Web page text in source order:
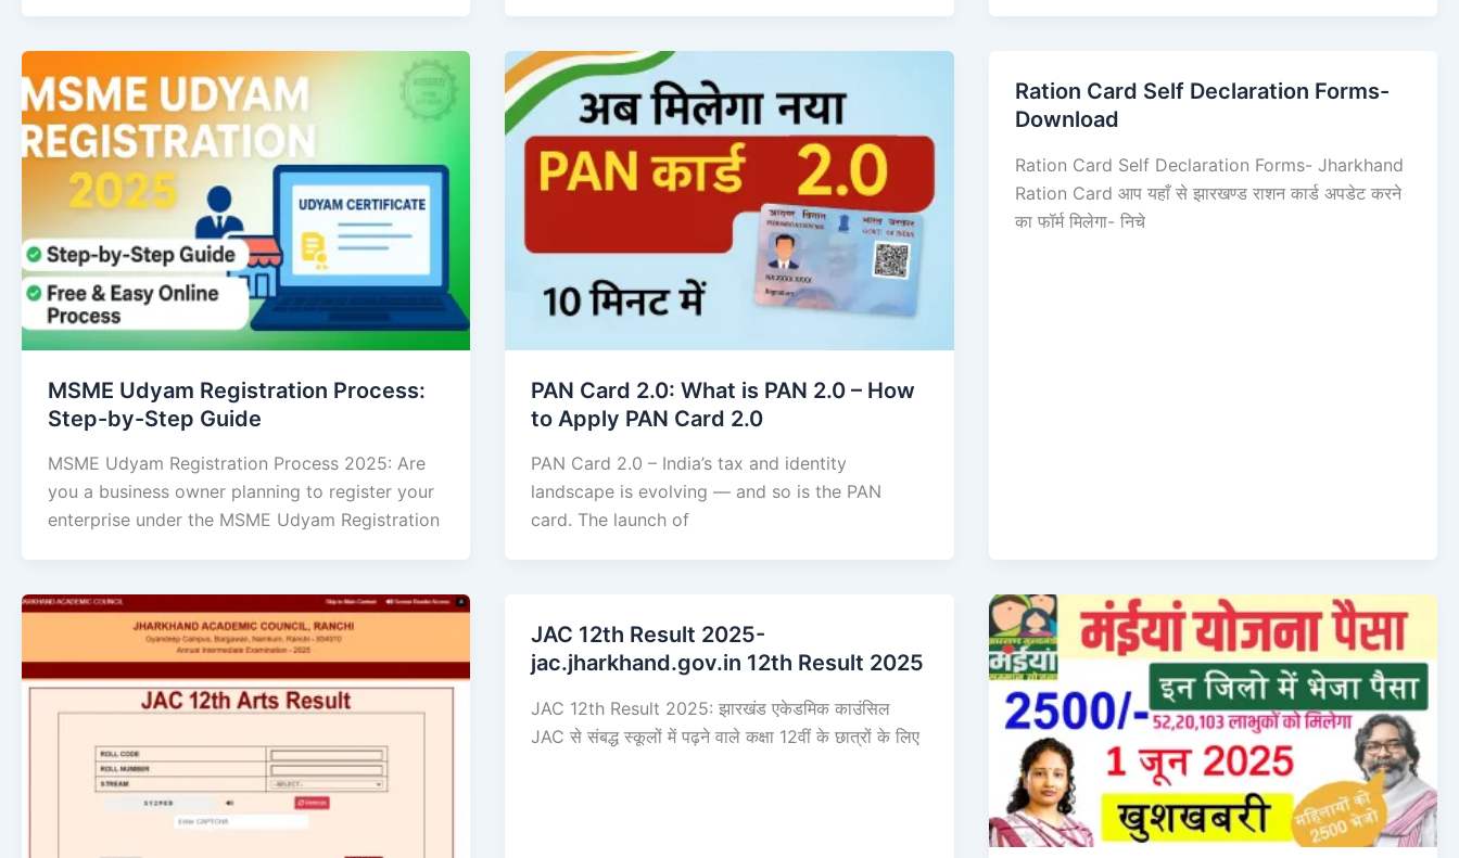
MSME Udyam Registration Process:
Step-by-Step Guide
MSME Udyam Registration Process 2025: Are
you a business owner planning to register your
enterprise under the MSME Udyam Registration
PAN Card 2.0: What is PAN 2.0 – How
to Apply PAN Card 2.0
PAN Card 2.0 – India’s tax and identity
landscape is evolving — and so is the PAN
card. The launch of
Ration Card Self Declaration Forms-
Download
Ration Card Self Declaration Forms- Jharkhand
Ration Card आप यहाँ से झारखण्ड राशन कार्ड अपडेट करने
का फॉर्म मिलेगा- निचे
JAC 12th Result 2025-
jac.jharkhand.gov.in 12th Result 2025
JAC 12th Result 2025: झारखंड एकेडमिक काउंसिल
JAC से संबद्ध स्कूलों में पढ़ने वाले कक्षा 12वीं के छात्रों के लिए